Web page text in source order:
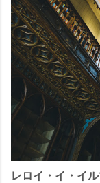
レロイ・イ・イ